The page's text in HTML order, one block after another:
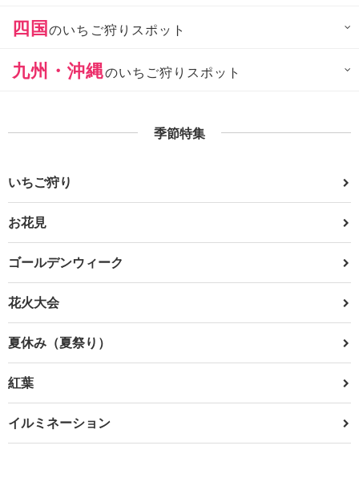
四国のいちご狩りスポット
九州・沖縄のいちご狩りスポット
季節特集
いちご狩り
お花見
ゴールデンウィーク
花火大会
夏休み（夏祭り）
紅葉
イルミネーション